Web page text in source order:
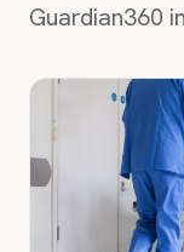
Guardian360